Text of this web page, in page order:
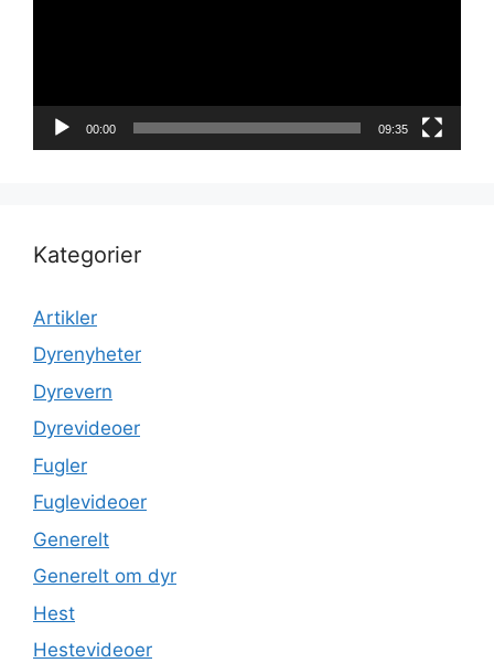
00:00 09:35
Kategorier
Artikler
Dyrenyheter
Dyrevern
Dyrevideoer
Fugler
Fuglevideoer
Generelt
Generelt om dyr
Hest
Hestevideoer